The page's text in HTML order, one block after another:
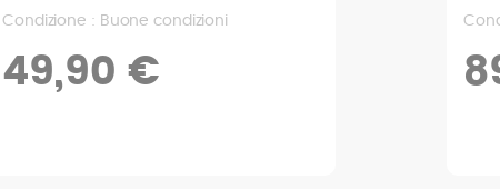
Condizione : Buone condizioni
49,90 €